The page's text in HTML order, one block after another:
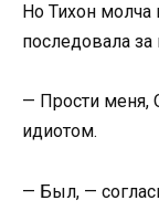
Но Тихон молча
последовала
— Прости меня,
идиотом.
— Был, —